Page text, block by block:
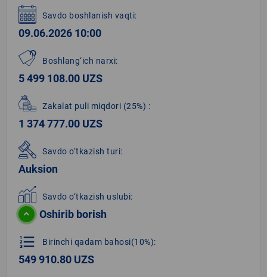
Savdo boshlanish vaqti:
09.06.2026 10:00
Boshlang‘ich narxi:
5 499 108.00 UZS
Zakalat puli miqdori (25%) :
1 374 777.00 UZS
Savdo o‘tkazish turi:
Auksion
Savdo o‘tkazish uslubi:
Oshirib borish
format_list_numbered Birinchi qadam bahosi(10%):
549 910.80 UZS